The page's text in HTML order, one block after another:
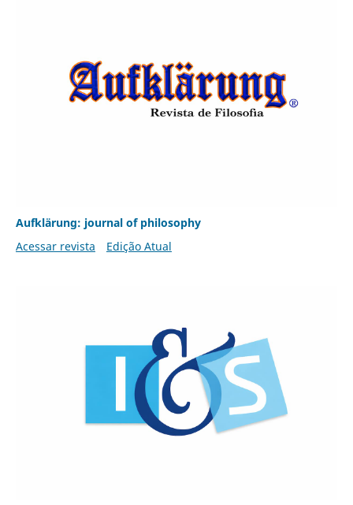
Aufklärung: journal of philosophy
Acessar revista
Edição Atual